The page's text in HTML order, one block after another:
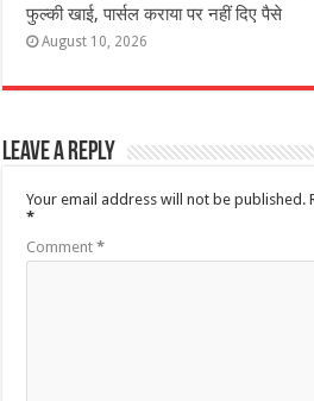
फुल्की खाई, पार्सल कराया पर नहीं दिए पैसे
August 10, 2026
Leave a Reply
Your email address will not be published.
*
Comment*